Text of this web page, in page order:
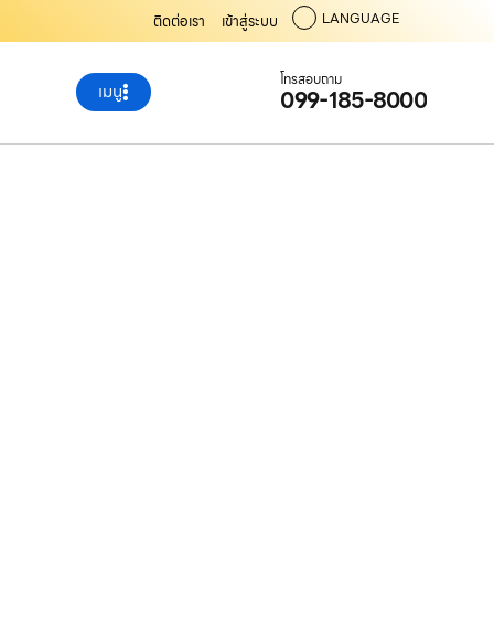
ติดต่อเรา เข้าสู่ระบบ LANGUAGE
เมนู โทรสอบถาม
099-185-8000